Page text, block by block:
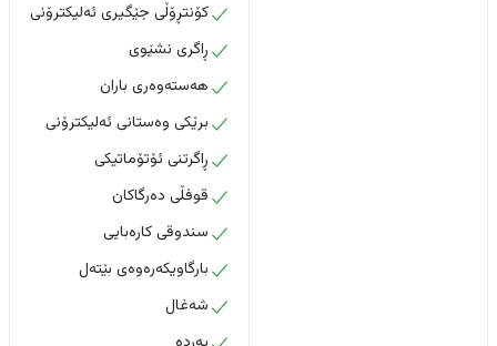
کۆنتڕۆڵی جێگیری ئەلیکترۆنی
ڕاگری نشێوی
هەستەوەری باران
برێکی وەستانی ئەلیکترۆنی
ڕاگرتنی ئۆتۆماتیکی
قوفڵی دەرگاکان
سندوقی کارەبایی
بارگاویکەرەوەی بێتەل
شەغال